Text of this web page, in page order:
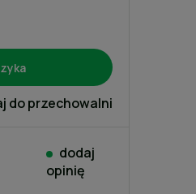
do przechowalni
dodaj
opinię